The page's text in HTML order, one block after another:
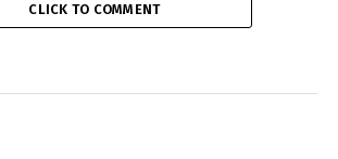
CLICK TO COMMENT